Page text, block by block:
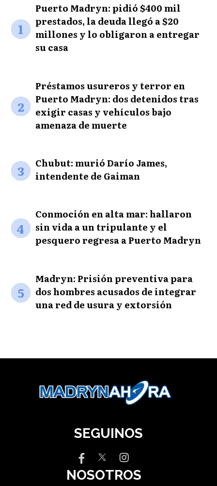
1
Puerto Madryn: pidió $400 mil
prestados, la deuda llegó a $20
millones y lo obligaron a entregar
su casa
2
Préstamos usureros y terror en
Puerto Madryn: dos detenidos tras
exigir casas y vehículos bajo
amenaza de muerte
3
Chubut: murió Darío James,
intendente de Gaiman
4
Conmoción en alta mar: hallaron
sin vida a un tripulante y el
pesquero regresa a Puerto Madryn
5
Madryn: Prisión preventiva para
dos hombres acusados de integrar
una red de usura y extorsión
SEGUINOS
NOSOTROS